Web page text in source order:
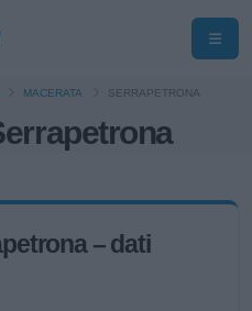
MACERATA SERRAPETRONA
– dati